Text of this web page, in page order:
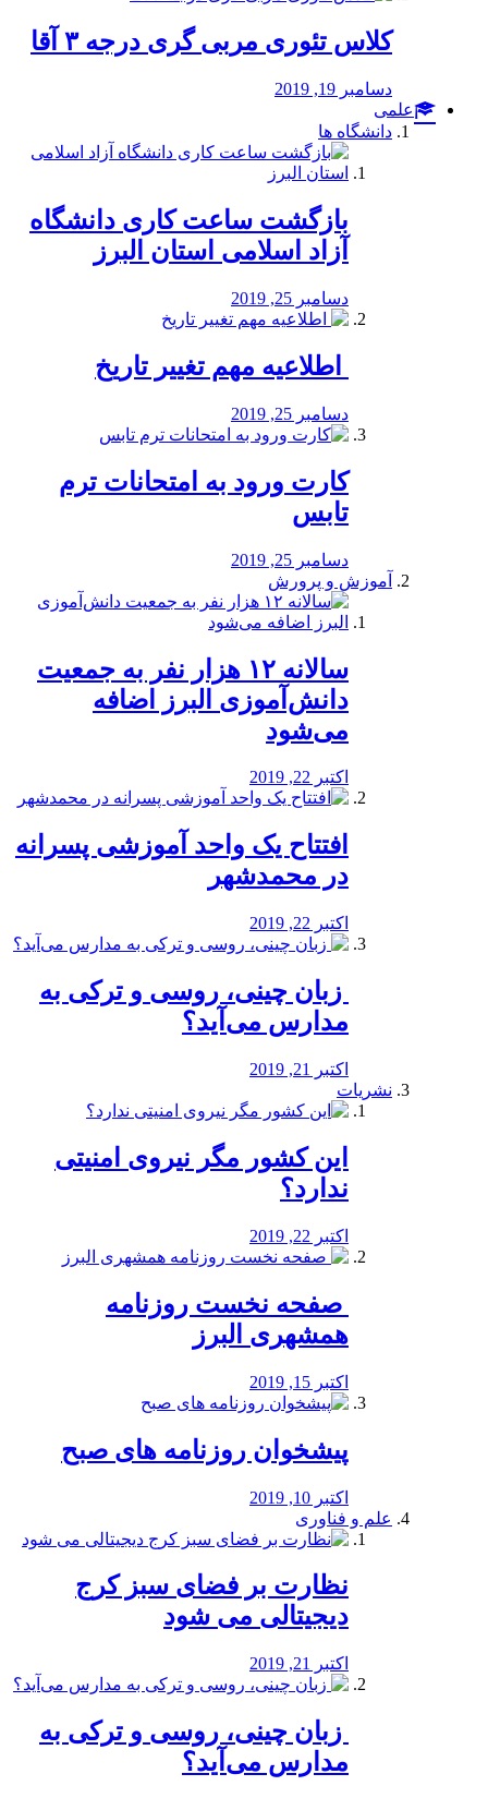
کلاس تئوری مربی گری درجه ۳ آقا
دسامبر 19, 2019
علمی
دانشگاه ها
بازگشت ساعت کاری دانشگاه
آزاد اسلامی استان البرز
دسامبر 25, 2019
️ اطلاعیه مهم تغییر تاریخ
دسامبر 25, 2019
کارت ورود به امتحانات ترم
تابس
دسامبر 25, 2019
آموزش و پرورش
️سالانه ۱۲ هزار نفر به جمعیت
دانش‌آموزی البرز اضافه
می‌شود
اکتبر 22, 2019
افتتاح یک واحد آموزشی پسرانه
در محمدشهر
اکتبر 22, 2019
️ زبان چینی، روسی و ترکی به
مدارس می‌آید؟
اکتبر 21, 2019
نشریات
این کشور مگر نیروی امنیتی
ندارد؟
اکتبر 22, 2019
️ صفحه نخست روزنامه‌
همشهری البرز
اکتبر 15, 2019
پیشخوان روزنامه های صبح
اکتبر 10, 2019
علم و فناوری
نظارت بر فضای سبز کرج
دیجیتالی می شود
اکتبر 21, 2019
️ زبان چینی، روسی و ترکی به
مدارس می‌آید؟